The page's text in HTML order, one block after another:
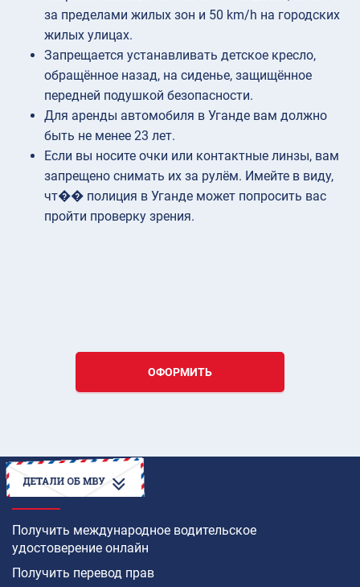
за пределами жилых зон и 50 km/h на городских
жилых улицах.
Запрещается устанавливать детское кресло,
обращённое назад, на сиденье, защищённое
передней подушкой безопасности.
Для аренды автомобиля в Уганде вам должно
быть не менее 23 лет.
Если вы носите очки или контактные линзы, вам
запрещено снимать их за рулём. Имейте в виду,
чт�� полиция в Уганде может попросить вас
пройти проверку зрения.
ОФОРМИТЬ
КАК
Получить международное водительское
удостоверение онлайн
Получить перевод прав